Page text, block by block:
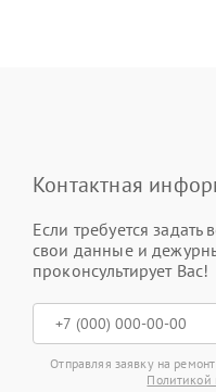
Контактная
Если требуется задать
свои данные и
проконсультирует Вас!
Отправляя заявку на
Политикой